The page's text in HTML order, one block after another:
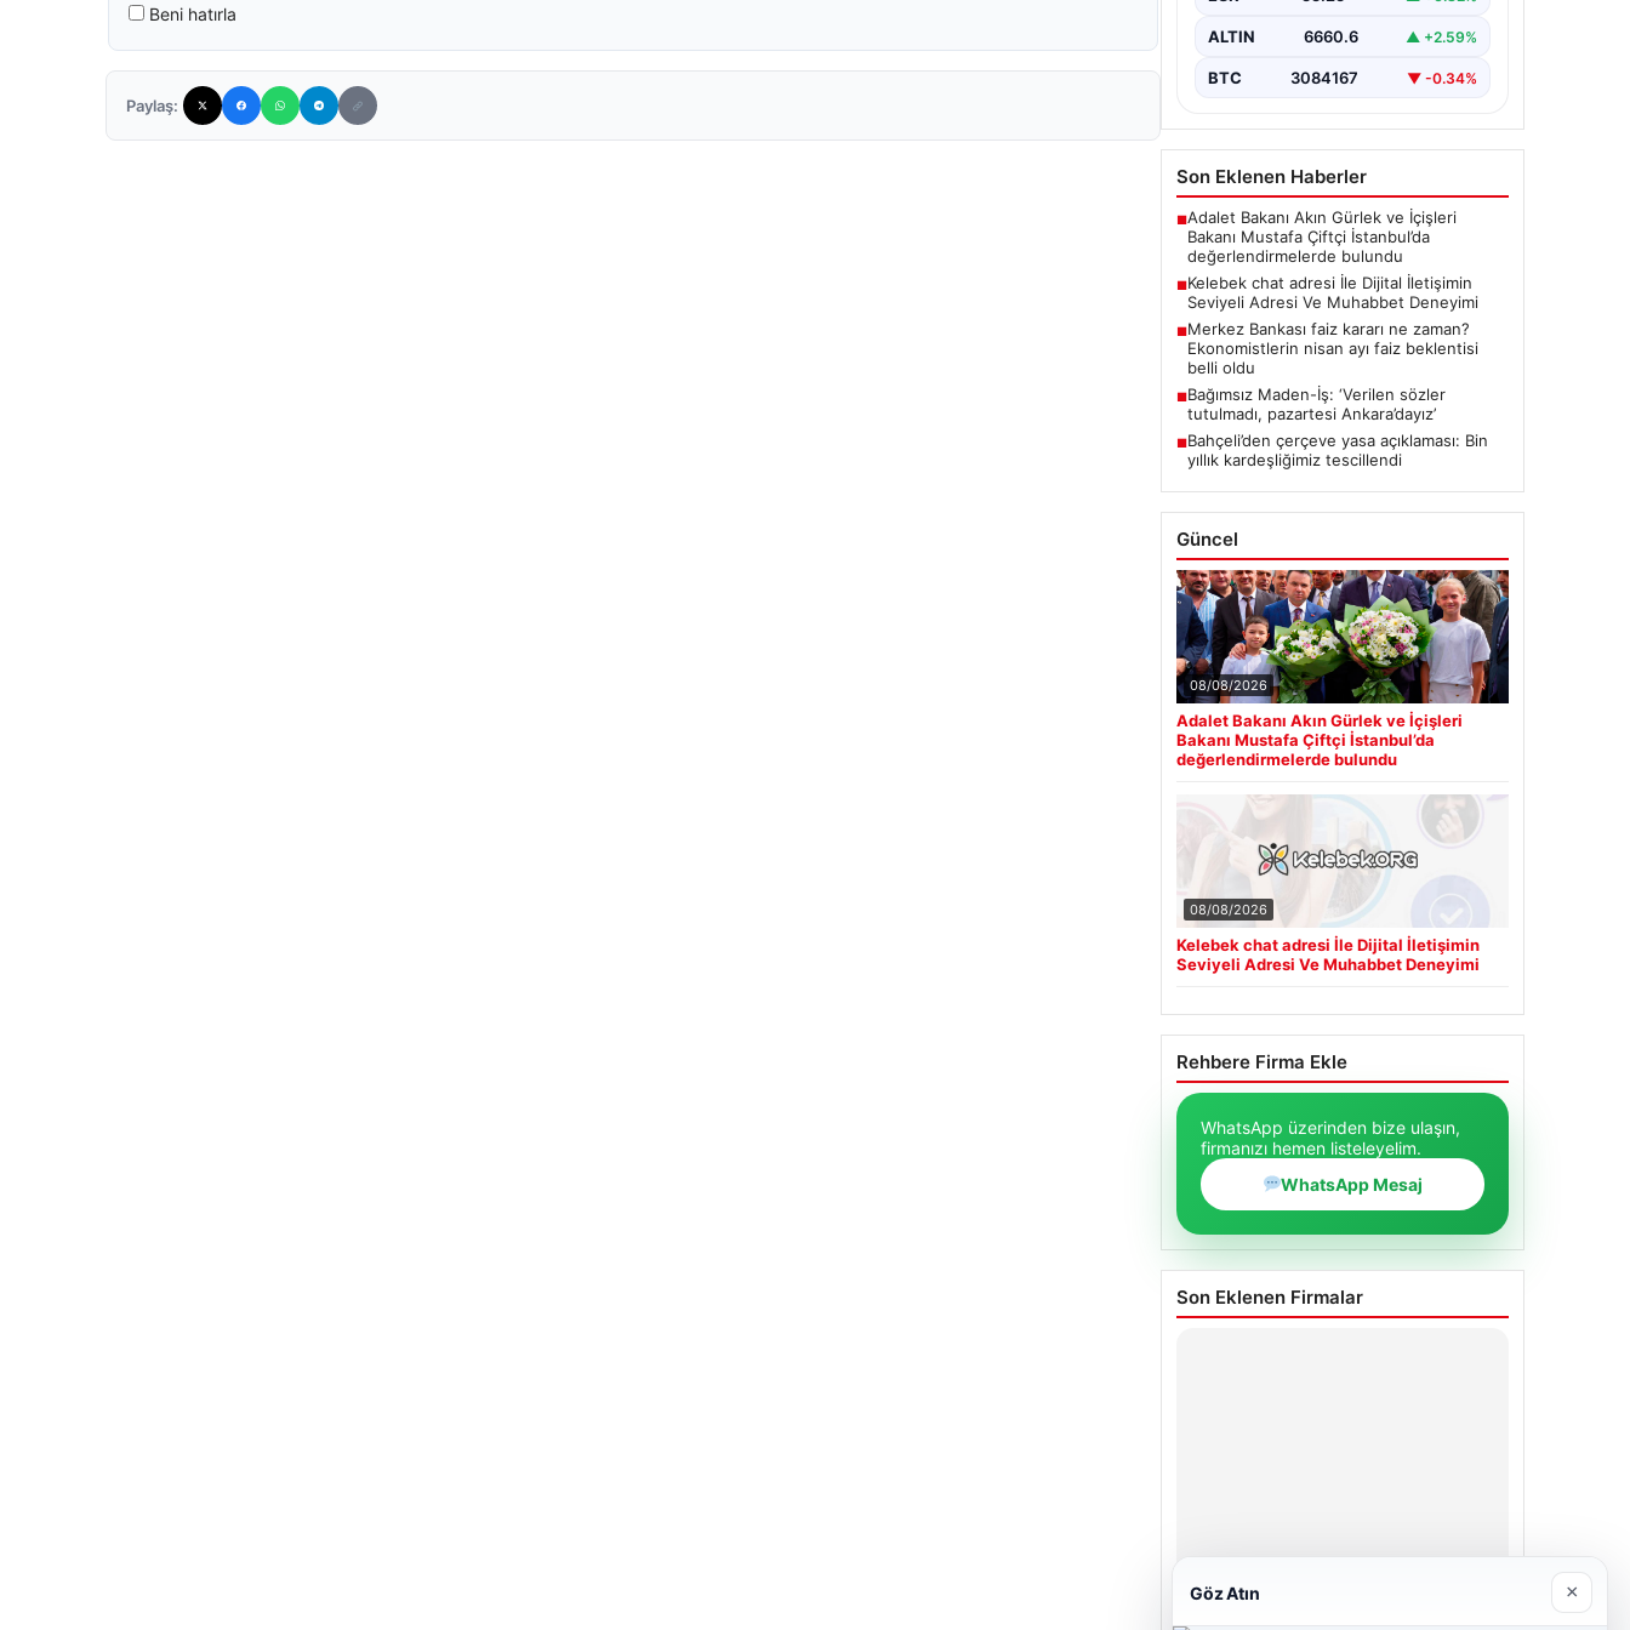
Beni hatırla
Paylaş:
biçimde irtibat oluşturması büyük bir
çeşitli…
ALTIN 6660.6 ▲ +2.59%
BTC 3084167 ▼ -0.34%
Son Eklenen Haberler
■Adalet Bakanı Akın Gürlek ve İçişleri
Bakanı Mustafa Çiftçi İstanbul’da
değerlendirmelerde bulundu
■Kelebek chat adresi İle Dijital İletişimin
Seviyeli Adresi Ve Muhabbet Deneyimi
■Merkez Bankası faiz kararı ne zaman?
Ekonomistlerin nisan ayı faiz beklentisi
belli oldu
■Bağımsız Maden-İş: ‘Verilen sözler
tutulmadı, pazartesi Ankara’dayız’
■Bahçeli’den çerçeve yasa açıklaması: Bin
yıllık kardeşliğimiz tescillendi
Güncel
08/08/2026
Adalet Bakanı Akın Gürlek ve İçişleri
Bakanı Mustafa Çiftçi İstanbul’da
değerlendirmelerde bulundu
08/08/2026
Kelebek chat adresi İle Dijital İletişimin
Seviyeli Adresi Ve Muhabbet Deneyimi
Rehbere Firma Ekle
WhatsApp üzerinden bize ulaşın,
firmanızı hemen listeleyelim.
WhatsApp Mesaj
Son Eklenen Firmalar
Göz Atın ×